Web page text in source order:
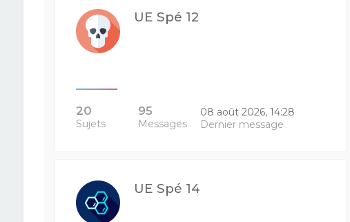
UE Spé 12
20
Sujets
95
Messages
08 août 2026, 14:28
Dernier message
UE Spé 14